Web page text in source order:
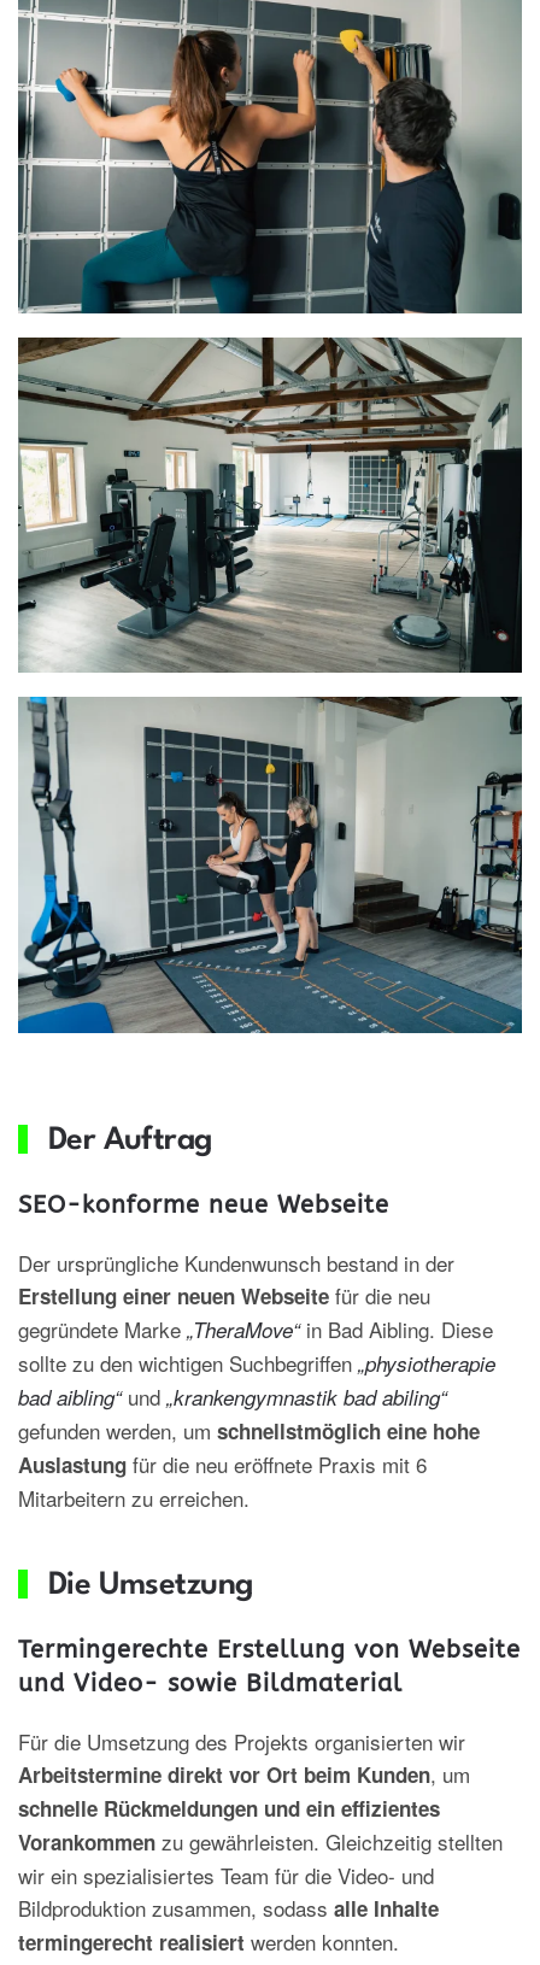
Der Auftrag
SEO-konforme neue Webseite
Der ursprüngliche Kundenwunsch bestand in der
Erstellung einer neuen Webseite für die neu
gegründete Marke „TheraMove“in Bad Aibling. Diese
sollte zu den wichtigen Suchbegriffen „physiotherapie
bad aibling“und „krankengymnastik bad abiling“
gefunden werden, um schnellstmöglich eine hohe
Auslastung für die neu eröffnete Praxis mit 6
Mitarbeitern zu erreichen.
Die Umsetzung
Termingerechte Erstellung von Webseite
und Video- sowie Bildmaterial
Für die Umsetzung des Projekts organisierten wir
Arbeitstermine direkt vor Ort beim Kunden, um
schnelle Rückmeldungen und ein effizientes
Vorankommen zu gewährleisten. Gleichzeitig stellten
wir ein spezialisiertes Team für die Video- und
Bildproduktion zusammen, sodass alle Inhalte
termingerecht realisiert werden konnten.